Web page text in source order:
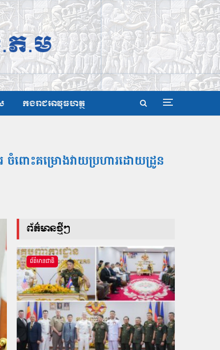
កងរាជអាវុធហត្ថ
ចំពោះគម្រោងវាយប្រហារដោយដ្រូន
ព័ត៌មានថ្មីៗ
ព័ត៌មានជាតិ